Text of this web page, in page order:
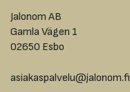
Jalonom AB
Gamla Vägen 1
02650 Esbo
asiakaspalvelu@jalonom.fi